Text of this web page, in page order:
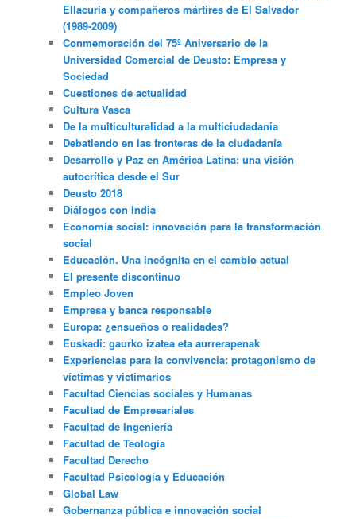
Ellacuria y compañeros mártires de El Salvador
(1989-2009)
Conmemoración del 75º Aniversario de la
Universidad Comercial de Deusto: Empresa y
Sociedad
Cuestiones de actualidad
Cultura Vasca
De la multiculturalidad a la multiciudadania
Debatiendo en las fronteras de la ciudadanía
Desarrollo y Paz en América Latina: una visión
autocrítica desde el Sur
Deusto 2018
Diálogos con India
Economía social: innovación para la transformación
social
Educación. Una incógnita en el cambio actual
El presente discontinuo
Empleo Joven
Empresa y banca responsable
Europa: ¿ensueños o realidades?
Euskadi: gaurko izatea eta aurrerapenak
Experiencias para la convivencia: protagonismo de
víctimas y victimarios
Facultad Ciencias sociales y Humanas
Facultad de Empresariales
Facultad de Ingeniería
Facultad de Teología
Facultad Derecho
Facultad Psicología y Educación
Global Law
Gobernanza pública e innovación social